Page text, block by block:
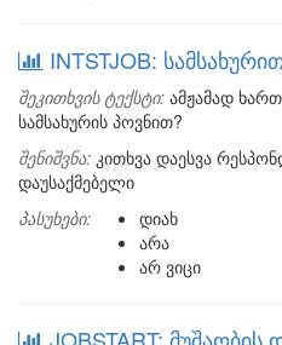
INTSTJOB:
შეკითხვის ტექსტი: ამჟამად
სამსახურის პოვნით?
შენიშვნა: კითხვა დაესვა
დაუსაქმებელი
პასუხები:
დიახ
არა
არ ვიცი